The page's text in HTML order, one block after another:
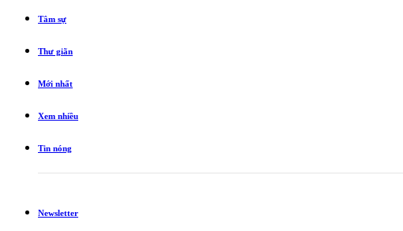
Tâm sự
Thư giãn
Mới nhất
Xem nhiều
Tin nóng
Newsletter